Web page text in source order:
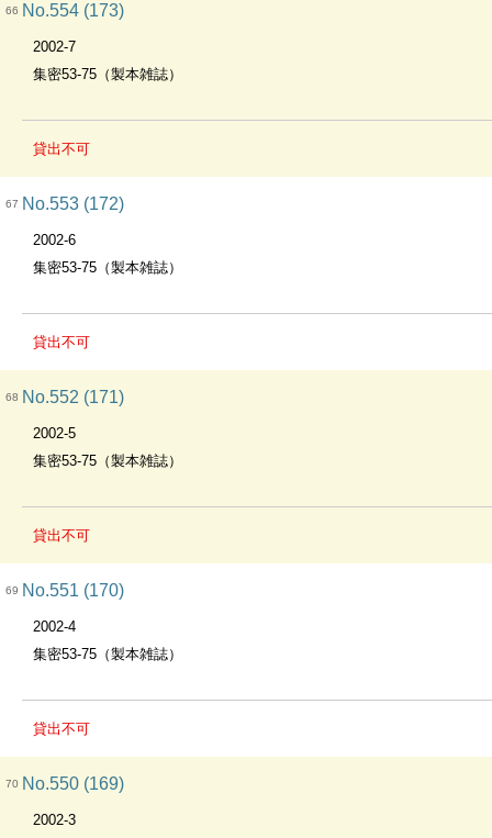
66 No.554 (173)
2002-7
集密53-75（製本雑誌）
貸出不可
67 No.553 (172)
2002-6
集密53-75（製本雑誌）
貸出不可
68 No.552 (171)
2002-5
集密53-75（製本雑誌）
貸出不可
69 No.551 (170)
2002-4
集密53-75（製本雑誌）
貸出不可
70 No.550 (169)
2002-3